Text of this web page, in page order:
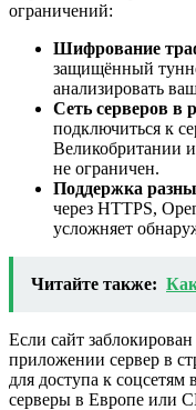
ограничений:
Шифрование
защищённый
анализировать
Сеть серверов в
подключиться к
Великобритании
не ограничен.
Поддержка
через HTTPS,
усложняет
Читайте также:
Если сайт
приложении сервер в
для доступа к
серверы в Европе или